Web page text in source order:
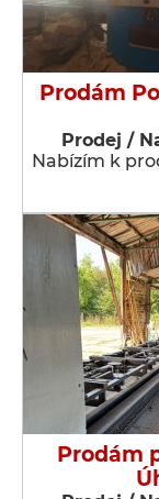
Prodám
Prodej /
Nabízím k
Prodám